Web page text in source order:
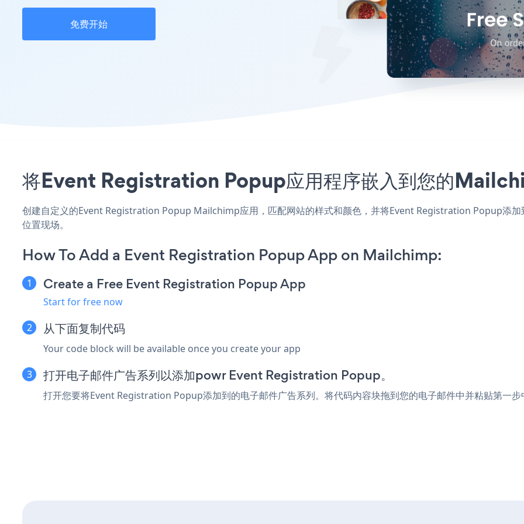
免费开始
将Event Registration Popup应用程序嵌入到您的
创建自定义的Event Registration Popup Mailchimp应用，匹配网站的样式和颜色，并将Event Registration Popup添
位置现场。
How To Add a Event Registration Popup App on Mailchimp:
Create a Free Event Registration Popup App
Start for free now
从下面复制代码
Your code block will be available once you create your app
打开电子邮件广告系列以添加powr Event Registration Popup。
打开您要将Event Registration Popup添加到的电子邮件广告系列。将代码内容块拖到您的电子邮件中并粘贴第一步